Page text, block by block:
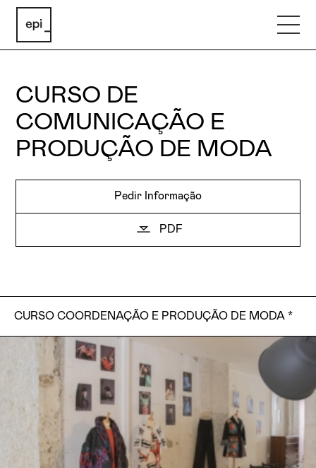
CURSO DE
COMUNICAÇÃO E
PRODUÇÃO DE MODA
Pedir Informação
PDF
CURSO COORDENAÇÃO E PRODUÇÃO DE MODA *